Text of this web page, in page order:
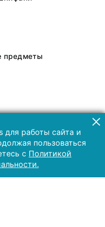
предметы
работы сайта и
пользоваться
с Политикой